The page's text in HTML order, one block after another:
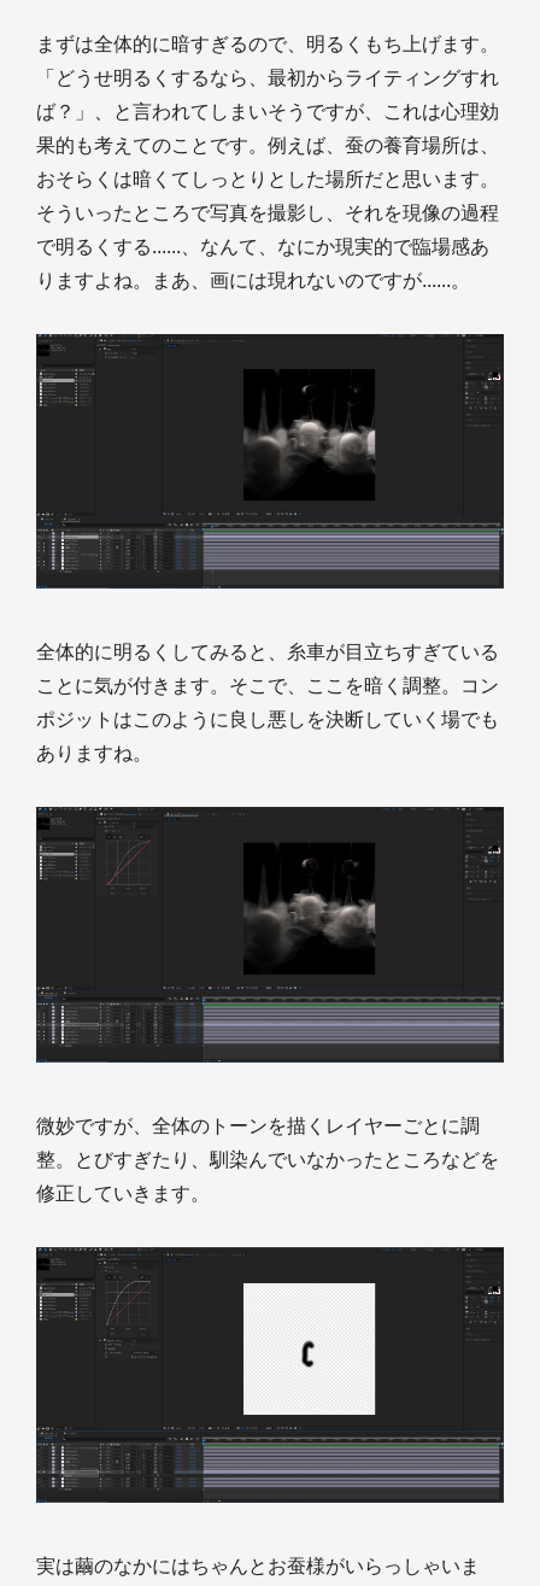
まずは全体的に暗すぎるので、明るくもち上げます。
「どうせ明るくするなら、最初からライティングすれ
ば？」、と言われてしまいそうですが、これは心理効
果的も考えてのことです。例えば、蚕の養育場所は、
おそらくは暗くてしっとりとした場所だと思います。
そういったところで写真を撮影し、それを現像の過程
で明るくする......、なんて、なにか現実的で臨場感あ
りますよね。まあ、画には現れないのですが......。
全体的に明るくしてみると、糸車が目立ちすぎている
ことに気が付きます。そこで、ここを暗く調整。コン
ポジットはこのように良し悪しを決断していく場でも
ありますね。
微妙ですが、全体のトーンを描くレイヤーごとに調
整。とびすぎたり、馴染んでいなかったところなどを
修正していきます。
実は繭のなかにはちゃんとお蚕様がいらっしゃいま